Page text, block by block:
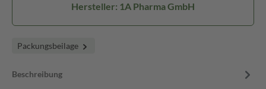
Hersteller: 1A Pharma GmbH
Packungsbeilage
Beschreibung